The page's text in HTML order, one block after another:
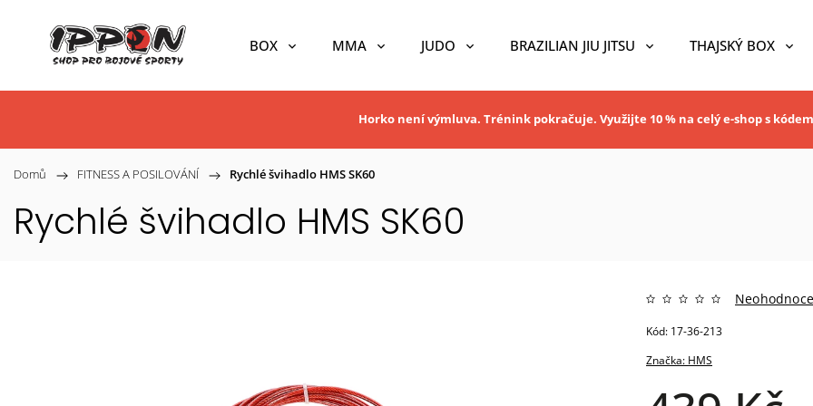
BOX MMA JUDO BRAZILIAN JIU JITSU THAJSKÝ BOX
Horko není výmluva. Trénink pokračuje. Využijte 10 % na celý e-shop s kódem
Domů / FITNESS A POSILOVÁNÍ / Rychlé švihadlo HMS SK60
Rychlé švihadlo HMS SK60
Značka: HMS
Kód: 17-36-213